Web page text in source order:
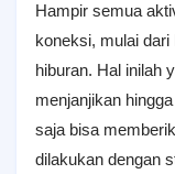
Hampir semua
koneksi, mulai
hiburan. Hal inilah
menjanjikan
saja bisa
dilakukan dengan